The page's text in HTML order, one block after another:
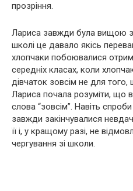
прозріння.
Лариса завжди була вищою
школі це давало якісь
хлопчаки побоювалися
середніх класах, коли
дівчаток зовсім не для
Лариса почала розуміти, що
слова “зовсім”. Навіть
завжди закінчувалися
її і, у кращому разі, не
чергування зі школи.